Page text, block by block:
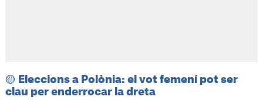
🟡 Eleccions a Polònia: el vot femení pot ser
clau per enderrocar la dreta